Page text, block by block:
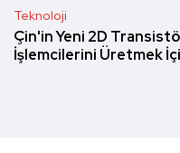
Teknoloji
Çin'in Yeni 2D
İşlemcilerini Üretmek